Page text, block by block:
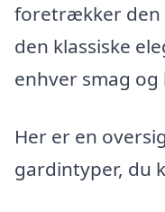
foretrækker den
den klassiske
enhver smag og
Her er en
gardintyper, du